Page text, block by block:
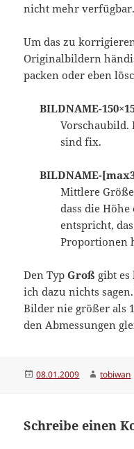
nicht mehr verfügbar.
Um das zu
Originalbildern
packen oder eben
BILDNAME-
Vorschaubild.
sind fix.
BILDNAME-
Mittlere
dass die
entspricht,
Proportionen
Den TypGroß gibt
ich dazu nichts
Bilder nie größer als
den Abmessungen
Veröffentlicht
08.01.2009 Autor
tobiwan
Schreibe einen